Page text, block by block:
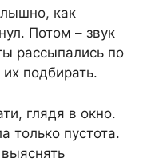
как
Потом – звук
рассыпались по
подбирать.
глядя в окно.
только пустота.